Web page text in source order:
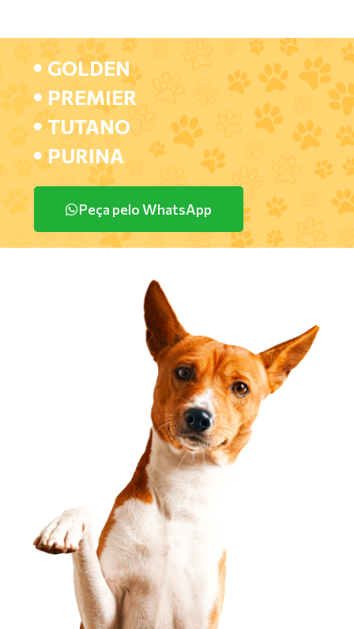
GOLDEN
PREMIER
TUTANO
PURINA
Peça pelo WhatsApp